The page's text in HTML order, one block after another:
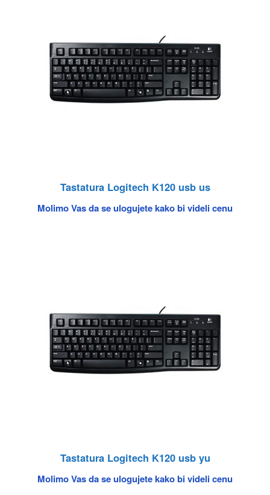
Tastatura Logitech K120 usb us
Molimo Vas da se ulogujete kako bi videli cenu
Tastatura Logitech K120 usb yu
Molimo Vas da se ulogujete kako bi videli cenu